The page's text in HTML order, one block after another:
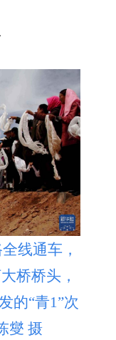
线通车，
桥桥头，
的“青1”次
燮 摄